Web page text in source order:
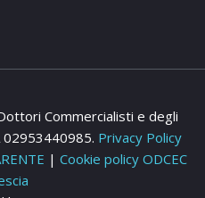
Commercialisti e degli
02953440985. Privacy Policy
| Cookie policy ODCEC